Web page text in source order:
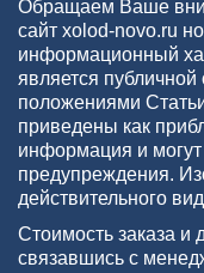
Обращаем Ваше
сайт xolod-novo.ru
информационный
является
положениями
приведены как
информация и
предупреждения.
действительного
Стоимость заказа и
связавшись с